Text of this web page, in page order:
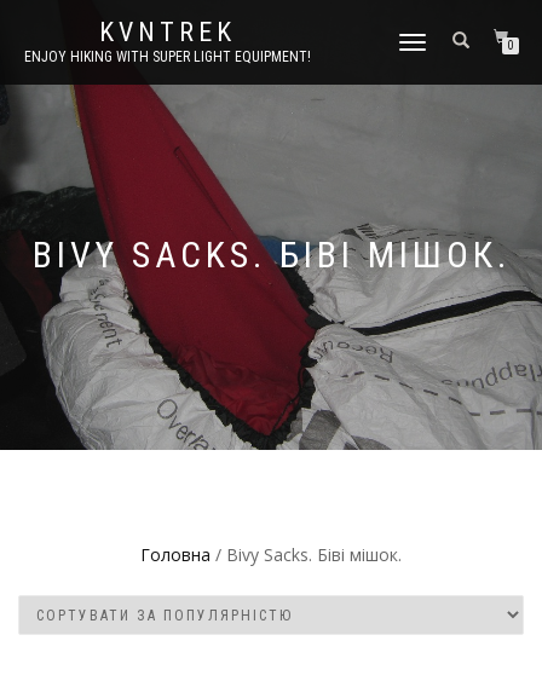
KVNTREK
ENJOY HIKING WITH SUPER LIGHT EQUIPMENT!
МОБІЛЬНЕ
0
BIVY SACKS. БІВІ МІШОК.
Головна / Bivy Sacks. Біві мішок.